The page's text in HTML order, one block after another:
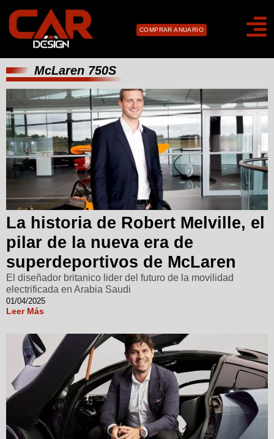
COMPRAR ANUARIO
McLaren 750S
La historia de Robert Melville, el
pilar de la nueva era de
superdeportivos de McLaren
El diseñador britanico lider del futuro de la movilidad
electrificada en Arabia Saudi
01/04/2025
Leer Más